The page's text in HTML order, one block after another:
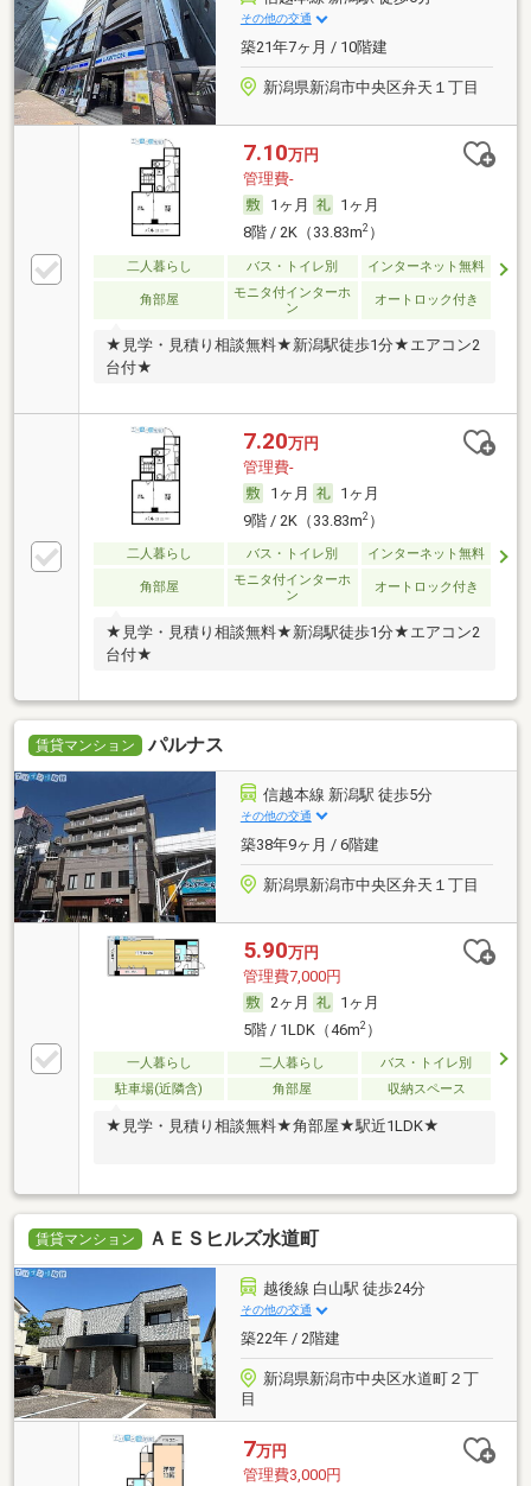
その他の交通
築21年7ヶ月 / 10階建
新潟県新潟市中央区弁天１丁目
7.10万円
管理費-
1ヶ月
1ヶ月
8階 / 2K（33.83m2）
二人暮らし バス・トイレ別 インターネット無料
角部屋
モニタ付インターホ
ン
オートロック付き
★見学・見積り相談無料★新潟駅徒歩1分★エアコン2
台付★
7.20万円
管理費-
1ヶ月
1ヶ月
9階 / 2K（33.83m2）
二人暮らし バス・トイレ別 インターネット無料
角部屋
モニタ付インターホ
ン
オートロック付き
★見学・見積り相談無料★新潟駅徒歩1分★エアコン2
台付★
賃貸マンション パルナス
信越本線 新潟駅 徒歩5分
その他の交通
築38年9ヶ月 / 6階建
新潟県新潟市中央区弁天１丁目
5.90万円
管理費7,000円
2ヶ月
1ヶ月
5階 / 1LDK（46m2）
一人暮らし 二人暮らし
バス・トイレ別
駐車場(近隣含)
角部屋 収納スペース
★見学・見積り相談無料★角部屋★駅近1LDK★
賃貸マンション ＡＥＳヒルズ水道町
越後線 白山駅 徒歩24分
その他の交通
築22年 / 2階建
新潟県新潟市中央区水道町２丁
目
7万円
管理費3,000円